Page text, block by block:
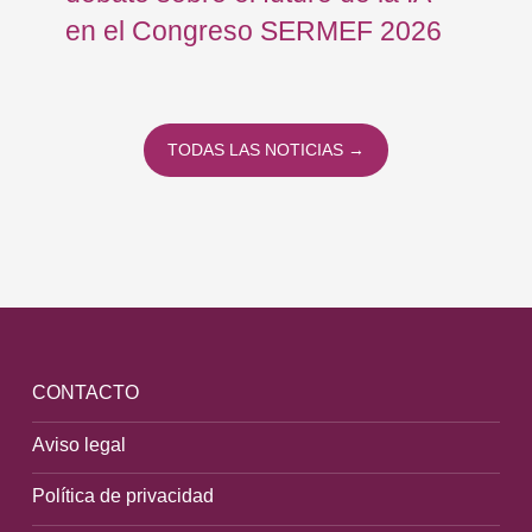
en el Congreso SERMEF 2026
TODAS LAS NOTICIAS →
CONTACTO
Aviso legal
Política de privacidad